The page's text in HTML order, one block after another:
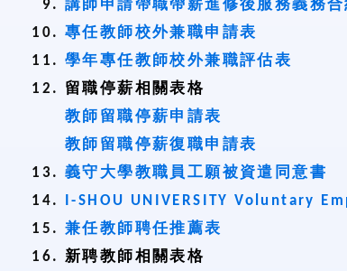
講師申請帶職帶薪進修後服務義務合
專任教師校外兼職申請表
學年專任教師校外兼職評估表
留職停薪相關表格
教師留職停薪申請表
教師留職停薪復職申請表
義守大學教職員工願被資遣同意書
I-SHOU UNIVERSITY Voluntary
兼任教師聘任推薦表
新聘教師相關表格